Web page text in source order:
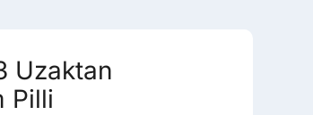
Uzaktan
Pilli